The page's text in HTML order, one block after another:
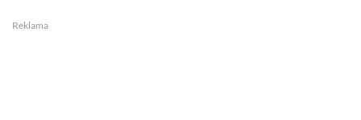
Reklama